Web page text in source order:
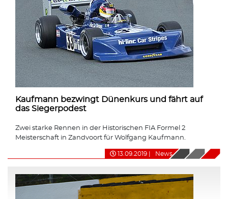
Kaufmann bezwingt Dünenkurs und fährt auf
das Siegerpodest
Zwei starke Rennen in der Historischen FIA Formel 2
Meisterschaft in Zandvoort für Wolfgang Kaufmann.
13.09.2019 News